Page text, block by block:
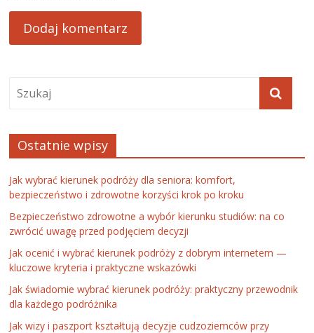
Ostatnie wpisy
Jak wybrać kierunek podróży dla seniora: komfort,
bezpieczeństwo i zdrowotne korzyści krok po kroku
Bezpieczeństwo zdrowotne a wybór kierunku studiów: na co
zwrócić uwagę przed podjęciem decyzji
Jak ocenić i wybrać kierunek podróży z dobrym internetem —
kluczowe kryteria i praktyczne wskazówki
Jak świadomie wybrać kierunek podróży: praktyczny przewodnik
dla każdego podróżnika
Jak wizy i paszport kształtują decyzje cudzoziemców przy